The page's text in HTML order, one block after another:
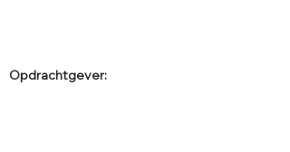
Opdrachtgever: